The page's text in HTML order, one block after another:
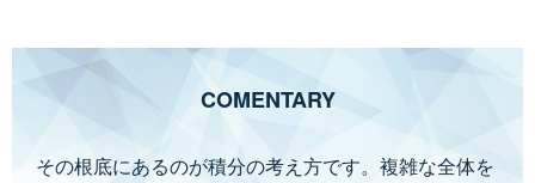
COMENTARY
その根底にあるのが積分の考え方です。複雑な全体を